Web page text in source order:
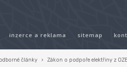
inzerce a reklama sitemap
články › Zákon o podpoře elektřiny z